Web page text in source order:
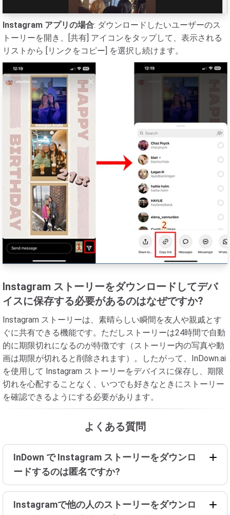
Instagram アプリの場合: ダウンロードしたいユーザーのス
トーリーを開き、[共有] アイコンをタップして、表示される
リストから [リンクをコピー] を選択し続けます。
Instagram ストーリーをダウンロードしてデバ
イスに保存する必要があるのはなぜですか?
Instagram ストーリーは、素晴らしい瞬間を友人や親戚とす
ぐに共有できる機能です。ただしストーリーは24時間で自動
的に期限切れになるのが特徴です（ストーリー内の写真や動
画は期限が切れると削除されます）。したがって、InDown.ai
を使用して Instagram ストーリーをデバイスに保存し、期限
切れを心配することなく、いつでも好きなときにストーリー
を確認できるようにする必要があります。
よくある質問
InDown で Instagram ストーリーをダウンロ
ードするのは匿名ですか?
Instagramで他の人のストーリーをダウンロ